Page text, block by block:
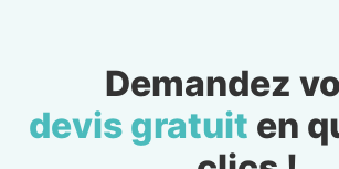
Demandez
devis gratuit en